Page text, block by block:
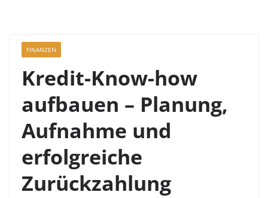
FINANZEN
Kredit-Know-how
aufbauen – Planung,
Aufnahme und
erfolgreiche
Zurückzahlung